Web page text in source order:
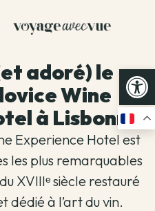
adoré) le
Wine
à Lisbonne
Experience Hotel est
les plus remarquables
XVIIIᵉ siècle restauré
dédié à l’art du vin.